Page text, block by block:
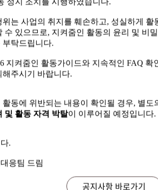
을 악용하는 사례가 확인되어 해당 활동가
정지 조치를 시행하였습니다.
위는 사업의 취지를 훼손하고, 성실하게 활
수 있으므로, 지켜줌인 활동의 윤리 및 비
부탁드립니다.
지켜줌인 활동가이드와 지속적인 FAQ 확
활동에 위반되는 내용이 확인될 경우, 별도
.
위는 사업의 취지를 훼손하고, 성실하게 활
수 있으므로, 지켜줌인 활동의 윤리 및 비
부탁드립니다.
지켜줌인 활동가이드와 지속적인 FAQ 확
해주시기 바랍니다.
활동에 위반되는 내용이 확인될 경우, 별도
및 활동 자격 박탈이 이루어질 예정입니다.
.
응팀 드림
공지사항 바로가기